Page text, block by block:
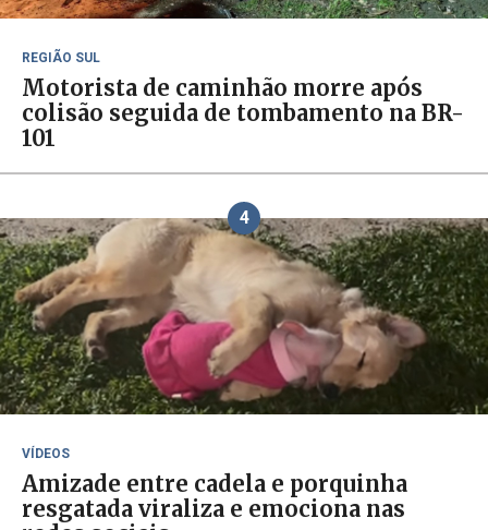
REGIÃO SUL
Motorista de caminhão morre após
colisão seguida de tombamento na BR-
101
4
VÍDEOS
Amizade entre cadela e porquinha
resgatada viraliza e emociona nas